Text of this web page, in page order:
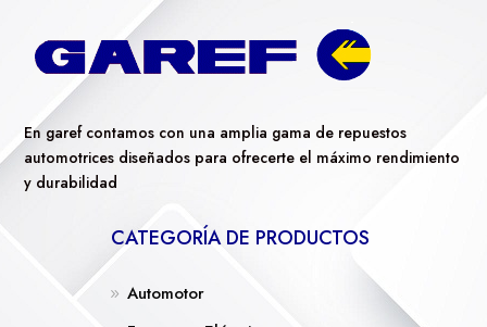
En garef contamos con una amplia gama de repuestos
automotrices diseñados para ofrecerte el máximo rendimiento
y durabilidad
CATEGORÍA DE PRODUCTOS
Automotor